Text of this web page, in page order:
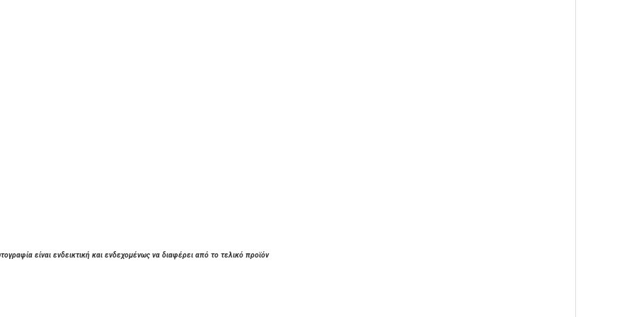
είναι ενδεικτική και ενδεχομένως να διαφέρει από το τελικό προϊόν